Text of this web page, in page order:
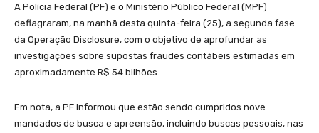
A Polícia Federal (PF) e o Ministério Público Federal (MPF)
deflagraram, na manhã desta quinta-feira (25), a segunda fase
da Operação Disclosure, com o objetivo de aprofundar as
investigações sobre supostas fraudes contábeis estimadas em
aproximadamente R$ 54 bilhões.
Em nota, a PF informou que estão sendo cumpridos nove
mandados de busca e apreensão, incluindo buscas pessoais, nas